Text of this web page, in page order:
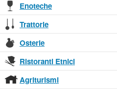
Enoteche
Trattorie
Osterie
Ristoranti Etnici
Agriturismi